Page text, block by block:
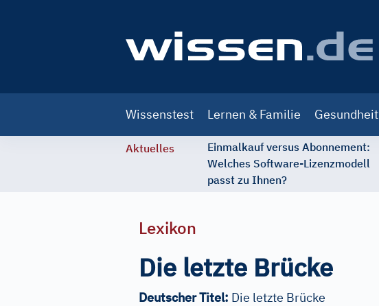
navigation
Wissenstest Lernen & Familie Gesundheit
Aktuelles
Einmalkauf versus Abonnement:
Welches Software-Lizenzmodell
passt zu Ihnen?
Lexikon
Die letzte Brücke
Deutscher Titel: Die letzte Brücke